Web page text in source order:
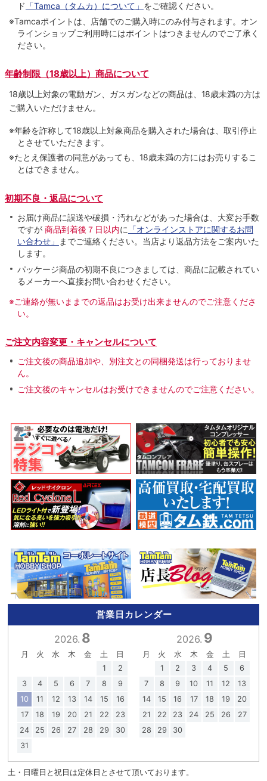
ド 「Tamca（タムカ）について」 をご確認ください。
※Tamcaポイントは、店舗でのご購⼊時にのみ付与されます。オン
ラインショップご利用時にはポイントはつきませんのでご了承く
ださい。
年齢制限（18歳以上）商品について
18歳以上対象の電動ガン、ガスガンなどの商品は、18歳未満の方は
ご購入いただけません。
※年齢を詐称して18歳以上対象商品を購入された場合は、取引停止
とさせていただきます。
※たとえ保護者の同意があっても、18歳未満の方にはお売りするこ
とはできません。
初期不良・返品について
お届け商品に誤送や破損・汚れなどがあった場合は、大変お手数
ですが 商品到着後７日以内に 「オンラインストアに関するお問
い合わせ」
までご連絡ください。当店より返品方法をご案内いた
します。
パッケージ商品の初期不良につきましては、商品に記載されてい
るメーカーへ直接お問い合わせください。
※ご連絡が無いままでの返品はお受け出来ませんのでご注意くださ
い。
ご注文内容変更・キャンセルについて
ご注文後の商品追加や、別注文との同梱発送は行っておりませ
ん。
ご注文後のキャンセルはお受けできませんのでご注意ください。
営業日カレンダー
2026. 8
月 火 水 木 金 土
日
1
2
3
4 5 6 7 8
9
10
11 12 13 14 15
16
17
18 19 20 21 22
23
24
25 26 27 28 29
30
31
2026. 9
月 火 水 木 金 土
日
1
2 3 4 5
6
7
8 9 10 11 12
13
14
15 16 17 18 19
20
21
22 23 24 25 26
27
28
29 30
土・日曜日と祝日は定休日とさせて頂いております。